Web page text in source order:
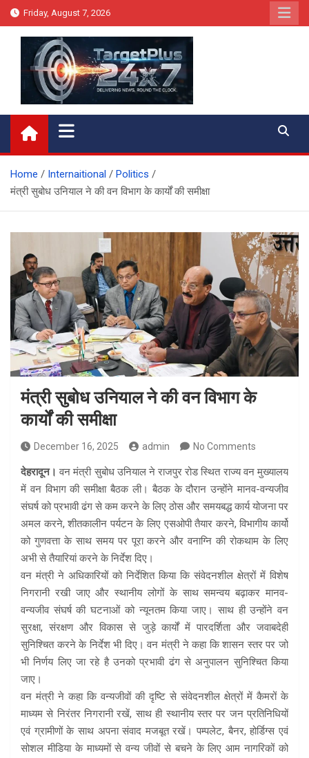
Skip
to
Friday, August 7, 2026
Target Plus 24×7
Home Internaitional
Politics
मंत्री सुबोध उनियाल ने की वन विभाग के कार्यों की समीक्षा
मंत्री सुबोध उनियाल ने की वन विभाग के
कार्यों की समीक्षा
December 16, 2025 admin No Comments
देहरादून। वन मंत्री सुबोध उनियाल ने राजपुर रोड स्थित राज्य वन मुख्यालय
में वन विभाग की समीक्षा बैठक ली। बैठक के दौरान उन्होंने मानव-वन्यजीव
संघर्ष को प्रभावी ढंग से कम करने के लिए ठोस और समयबद्ध कार्य योजना पर
अमल करने, शीतकालीन पर्यटन के लिए एसओपी तैयार करने, विभागीय कार्यो
को गुणवत्ता के साथ समय पर पूरा करने और वनाग्नि की रोकथाम के लिए
अभी से तैयारियां करने के निर्देश दिए।
वन मंत्री ने अधिकारियों को निर्देशित किया कि संवेदनशील क्षेत्रों में विशेष
निगरानी रखी जाए और स्थानीय लोगों के साथ समन्वय बढ़ाकर मानव-
वन्यजीव संघर्ष की घटनाओं को न्यूनतम किया जाए। साथ ही उन्होंने वन
सुरक्षा, संरक्षण और विकास से जुड़े कार्यों में पारदर्शिता और जवाबदेही
सुनिश्चित करने के निर्देश भी दिए। वन मंत्री ने कहा कि शासन स्तर पर जो
भी निर्णय लिए जा रहे है उनको प्रभावी ढंग से अनुपालन सुनिश्चित किया
जाए।
वन मंत्री ने कहा कि वन्यजीवों की दृष्टि से संवेदनशील क्षेत्रों में कैमरों के
माध्यम से निरंतर निगरानी रखें, साथ ही स्थानीय स्तर पर जन प्रतिनिधियों
एवं ग्रामीणों के साथ अपना संवाद मजबूत रखें। पम्पलेट, बैनर, होर्डिग्स एवं
सोशल मीडिया के माध्यमों से वन्य जीवों से बचने के लिए आम नागरिकों को